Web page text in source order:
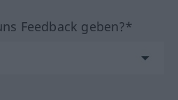
Feedback geben?*